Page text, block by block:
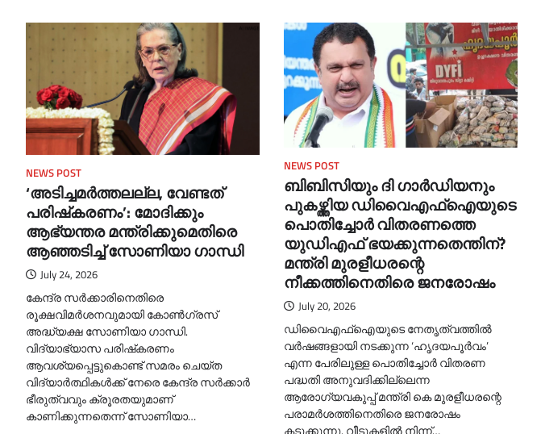
NEWS POST
‘അടിച്ചമര്‍ത്തലല്ല, വേണ്ടത്
പരിഷ്‌കരണം’: മോദിക്കും
ആഭ്യന്തര മന്ത്രിക്കുമെതിരെ
ആഞ്ഞടിച്ച്‌ സോണിയാ ഗാന്ധി
July 24, 2026
കേന്ദ്ര സർക്കാരിനെതിരെ
രൂക്ഷവിമർശനവുമായി കോണ്‍ഗ്രസ്
അദ്ധ്യക്ഷ സോണിയാ ഗാന്ധി.
വിദ്യാഭ്യാസ പരിഷ്‌കരണം
ആവശ്യപ്പെട്ടുകൊണ്ട് സമരം ചെയ്ത
വിദ്യാർത്ഥികള്‍ക്ക് നേരെ കേന്ദ്ര സർക്കാർ
ഭീരുത്വവും ക്രൂരതയുമാണ്
കാണിക്കുന്നതെന്ന് സോണിയാ…
NEWS POST
ബിബിസിയും ദി ഗാര്‍ഡിയനും
പുകഴ്ത്തിയ ഡിവൈഎഫ്‌ഐയുടെ
പൊതിച്ചോര്‍ വിതരണത്തെ
യുഡിഎഫ് ഭയക്കുന്നതെന്തിന്?
മന്ത്രി മുരളീധരന്റെ
നീക്കത്തിനെതിരെ ജനരോഷം
July 20, 2026
ഡിവൈഎഫ്‌ഐയുടെ നേതൃത്വത്തില്‍
വര്‍ഷങ്ങളായി നടക്കുന്ന ‘ഹൃദയപൂര്‍വം’
എന്ന പേരിലുള്ള പൊതിച്ചോര്‍ വിതരണ
പദ്ധതി അനുവദിക്കില്ലെന്ന
ആരോഗ്യവകുപ്പ് മന്ത്രി കെ മുരളീധരന്റെ
പരാമര്‍ശത്തിനെതിരെ ജനരോഷം